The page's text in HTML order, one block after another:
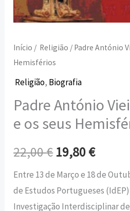
Início / Religião / Padre António
Hemisférios
Religião, Biografia
Padre António
e os seus
22,00€ 19,80€
Entre 13 de Março e 18 de
de Estudos Portugueses
Investigação Interdisciplinar